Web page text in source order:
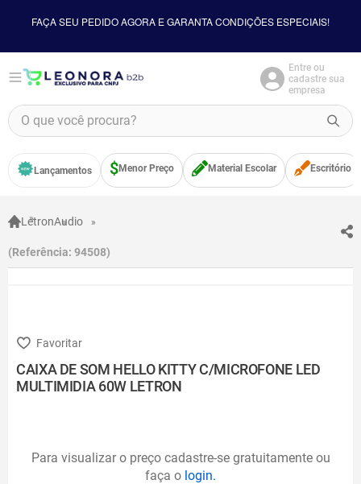
FAÇA SEU PEDIDO AGORA E GARANTA CONDIÇÕES ESPECIAIS!
Entre ou
cadastre sua
empresa
O que você procura?
Lançamentos Menor Preço Material Escolar Escritório
LetronAudio
Referência: 94508
CAIXA DE SOM HELLO KITTY C/MICROFONE LED
MULTIMIDIA 60W LETRON
Para visualizar o preço cadastre-se gratuitamente ou
faça o login.
TERMOS MAIS BUSCADOS
1º